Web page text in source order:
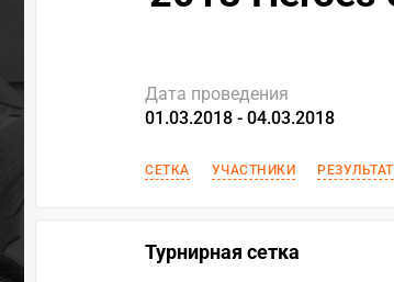
Дата проведения
01.03.2018 - 04.03.2018
СЕТКА УЧАСТНИКИ
Турнирная сетка